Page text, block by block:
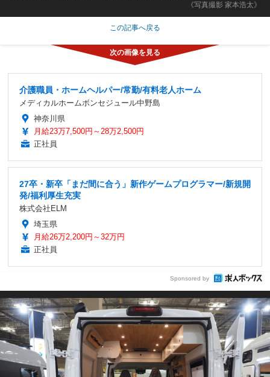
《写真撮影 家本浩太》
この記事へ戻る
介護職員・ホームヘルパー/常勤/有料老人ホーム
メディカルホームボンセジュール中野島
神奈川県
月給23万7,500円～28万2,500円
正社員
27卒・新卒「まだ間に合う」新作ゲームプログラマー/新規開
発/福利厚生充実
株式会社ELM
埼玉県
月給26万2,200円～32万円
正社員
Sponsored by